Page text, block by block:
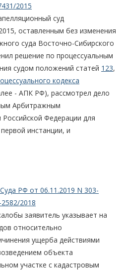
2015
суд
оставленным без изменения
суда Восточно-Сибирского
решение по процессуальным
судом положений статей 123,
кодекса
- АПК РФ), рассмотрел дело
Арбитражным
Федерации для
инстанции, и
РФ от 06.11.2019 N 303-
2018
заявитель указывает на
относительно
ущерба действиями
объекта
участке с кадастровым